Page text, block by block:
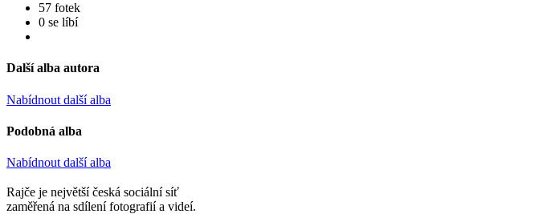
57 fotek
0 se líbí
Další alba autora
Nabídnout další alba
Podobná alba
Nabídnout další alba
Rajče je největší česká sociální síť
zaměřená na sdílení fotografií a videí.